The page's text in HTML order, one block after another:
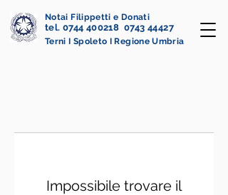
Notai Filippetti e Donati
tel. 0744 400218 0743 44427
Terni I Spoleto I Regione Umbria
Impossibile trovare il